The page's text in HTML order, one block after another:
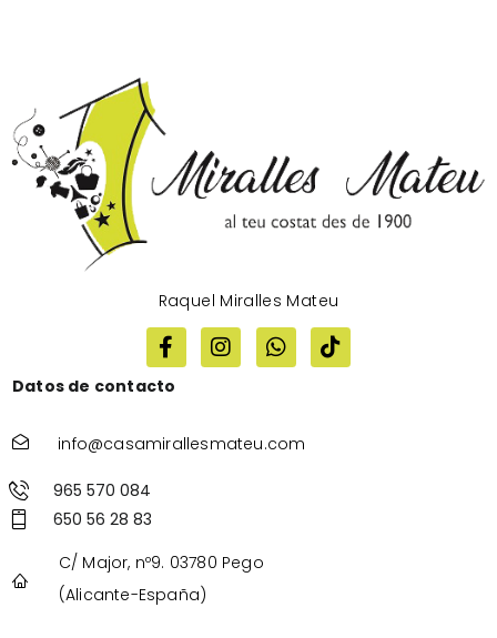
Raquel Miralles Mateu
Datos de contacto
info@casamirallesmateu.com
965 570 084
650 56 28 83
C/ Major, nº9. 03780 Pego
(Alicante-España)